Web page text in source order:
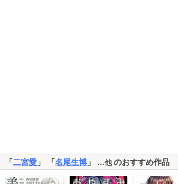
「 二宮愛 」 「 名尾生博 」 …他のおすすめ作品